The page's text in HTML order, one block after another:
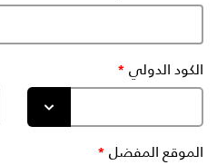
الكود الدولي
الموقع المفضل